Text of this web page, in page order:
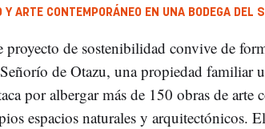
Y ARTE CONTEMPORÁNEO EN UNA BODEGA DEL
proyecto de sostenibilidad convive de
de Otazu, una propiedad familiar
por albergar más de 150 obras de arte
espacios naturales y arquitectónicos.